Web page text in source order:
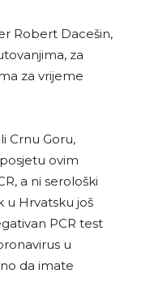
Robert Dacešin,
za
za vrijeme
Crnu Goru,
ovim
a ni serološki
u Hrvatsku još
PCR test
u
da imate